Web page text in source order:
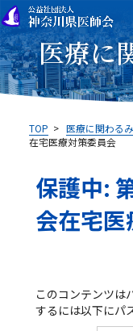
医療に
TOP >医療に関わる
在宅医療対策委員会
保護中:
会在宅
このコンテンツは
するには以下にパ